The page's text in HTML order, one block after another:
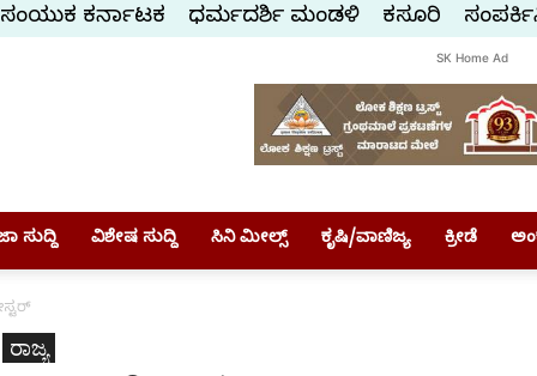
ಸಂಯುಕ್ತ ಕರ್ನಾಟಕ ಧರ್ಮದರ್ಶಿ ಮಂಡಳಿ ಕಸ್ತೂರಿ
SK Home Ad
ಸುದ್ದಿ ವಿಶೇಷ ಸುದ್ದಿ ಸಿನಿ ಮೀಲ್ಸ್ ಕೃಷಿ/ವಾಣಿಜ್ಯ ಕ್ರೀಡೆ
ರಾಜ್ಯ